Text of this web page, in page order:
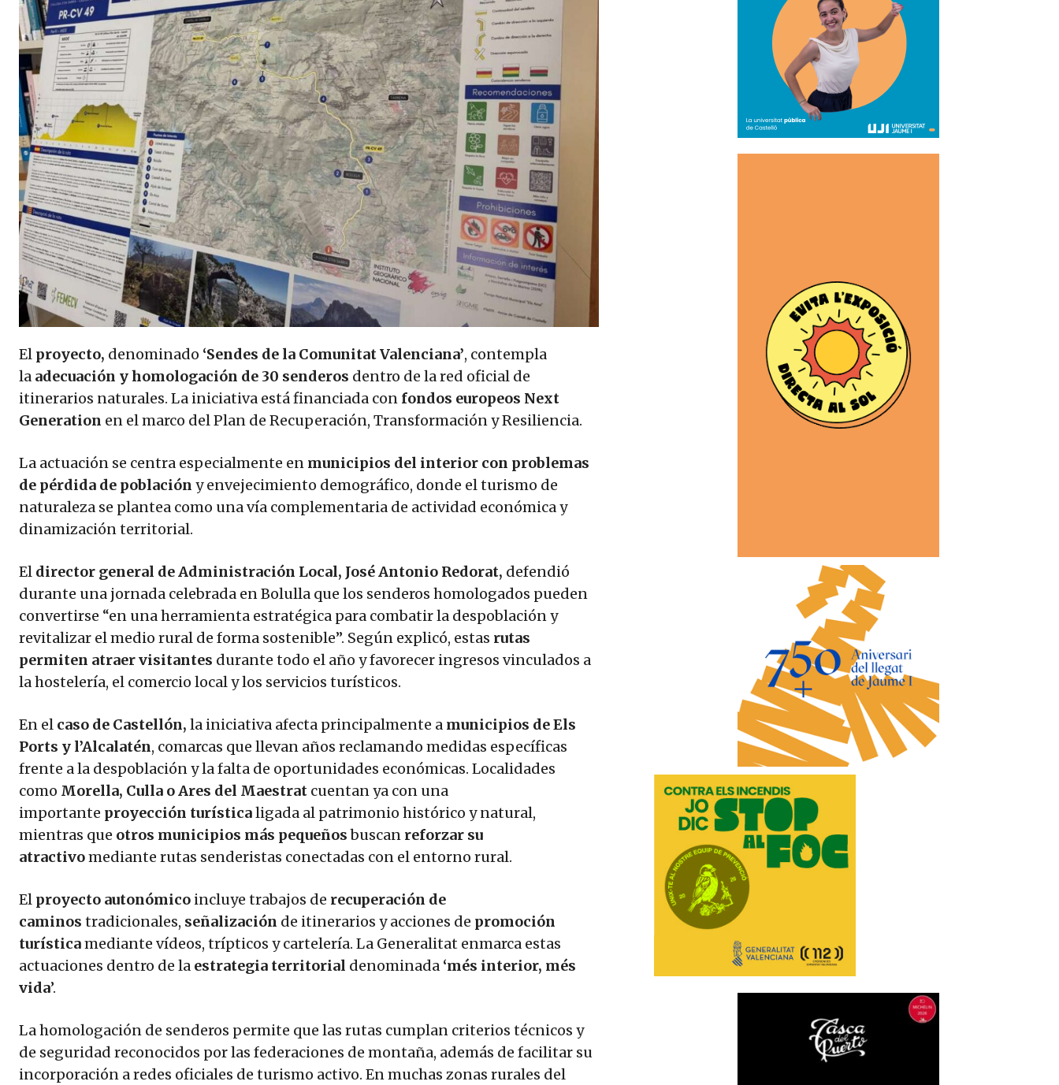
El proyecto, denominado ‘Sendes de la Comunitat Valenciana’, contempla
la adecuación y homologación de 30 senderos dentro de la red oficial de
itinerarios naturales. La iniciativa está financiada con fondos europeos Next
Generation en el marco del Plan de Recuperación, Transformación y Resiliencia.
La actuación se centra especialmente en municipios del interior con problemas
de pérdida de población y envejecimiento demográfico, donde el turismo de
naturaleza se plantea como una vía complementaria de actividad económica y
dinamización territorial.
El director general de Administración Local, José Antonio Redorat, defendió
durante una jornada celebrada en Bolulla que los senderos homologados pueden
convertirse “en una herramienta estratégica para combatir la despoblación y
revitalizar el medio rural de forma sostenible”. Según explicó, estas rutas
permiten atraer visitantes durante todo el año y favorecer ingresos vinculados a
la hostelería, el comercio local y los servicios turísticos.
En el caso de Castellón, la iniciativa afecta principalmente a municipios de Els
Ports y l’Alcalatén, comarcas que llevan años reclamando medidas específicas
frente a la despoblación y la falta de oportunidades económicas. Localidades
como Morella, Culla o Ares del Maestrat cuentan ya con una
importante proyección turísticaligada al patrimonio histórico y natural,
mientras que otros municipios más pequeñosbuscan reforzar su
atractivomediante rutas senderistas conectadas con el entorno rural.
El proyecto autonómico incluye trabajos de recuperación de
caminos tradicionales, señalización de itinerarios y acciones de promoción
turísticamediante vídeos, trípticos y cartelería. La Generalitat enmarca estas
actuaciones dentro de la estrategia territorial denominada ‘més interior, més
vida’.
La homologación de senderos permite que las rutas cumplan criterios técnicos y
de seguridad reconocidos por las federaciones de montaña, además de facilitar su
incorporación a redes oficiales de turismo activo. En muchas zonas rurales del